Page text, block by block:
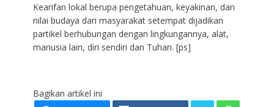
Kearifan lokal berupa pengetahuan, keyakinan, dan
nilai budaya dari masyarakat setempat dijadikan
partikel berhubungan dengan lingkungannya, alat,
manusia lain, diri sendiri dan Tuhan. [ps]
Bagikan artikel ini